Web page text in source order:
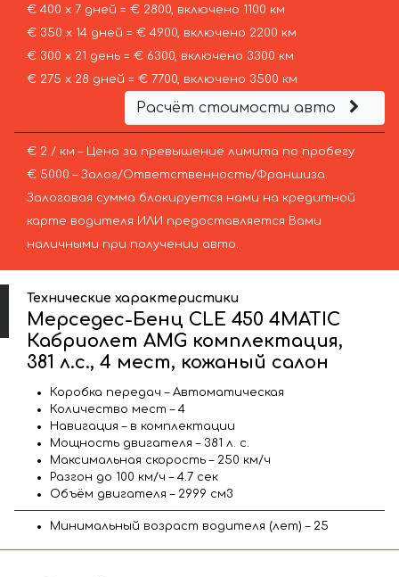
€ 400 х 7 дней = € 2800, включено 1100 км
€ 350 х 14 дней = € 4900, включено 2200 км
€ 300 х 21 день = € 6300, включено 3300 км
€ 275 х 28 дней = € 7700, включено 3500 км
Расчёт стоимости авто
€ 2 / км – Цена за превышение лимита по пробегу
€ 5000 – Залог/Ответственность/Франшиза.
Залоговая сумма блокируется нами на кредитной
карте водителя ИЛИ предоставляется Вами
наличными при получении авто.
Технические характеристики
Мерседес-Бенц CLE 450 4MATIC
Кабриолет AMG комплектация,
381 л.с., 4 мест, кожаный салон
Коробка передач – Автоматическая
Количество мест – 4
Навигация – в комплектации
Мощность двигателя – 381 л. с.
Максимальная скорость – 250 км/ч
Разгон до 100 км/ч – 4.7 сек
Объём двигателя – 2999 см3
Минимальный возраст водителя (лет) – 25